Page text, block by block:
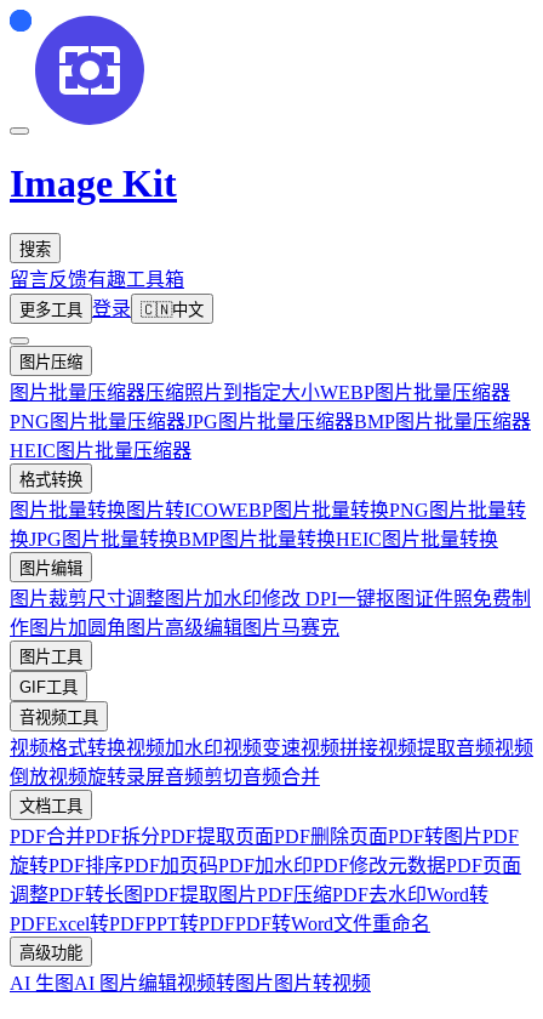
Image Kit
搜索
留言反馈有趣工具箱
更多工具 登录 🇨🇳中文
图片压缩
图片批量压缩器压缩照片到指定大小WEBP图片批量压缩器
PNG图片批量压缩器JPG图片批量压缩器BMP图片批量压缩器
HEIC图片批量压缩器
格式转换
图片批量转换图片转ICOWEBP图片批量转换PNG图片批量转
换JPG图片批量转换BMP图片批量转换HEIC图片批量转换
图片编辑
图片裁剪尺寸调整图片加水印修改 DPI一键抠图证件照免费制
作图片加圆角 图片高级编辑图片马赛克
图片工具
GIF工具
音视频工具
视频格式转换视频加水印视频变速视频拼接视频提取音频视频
倒放视频旋转录屏音频剪切音频合并
文档工具
PDF合并PDF拆分PDF提取页面PDF删除页面PDF转图片PDF
旋转PDF排序PDF加页码PDF加水印PDF修改元数据PDF页面
调整PDF转长图PDF提取图片PDF压缩PDF去水印Word转
PDFExcel转PDFPPT转PDFPDF转Word文件重命名
高级功能
AI 生图 AI 图片编辑视频转图片 图片转视频